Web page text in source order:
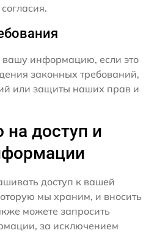
информацию, если это
законных требований,
или защиты наших прав и
доступ и
доступ к вашей
мы храним, и вносить
можете запросить
за исключением